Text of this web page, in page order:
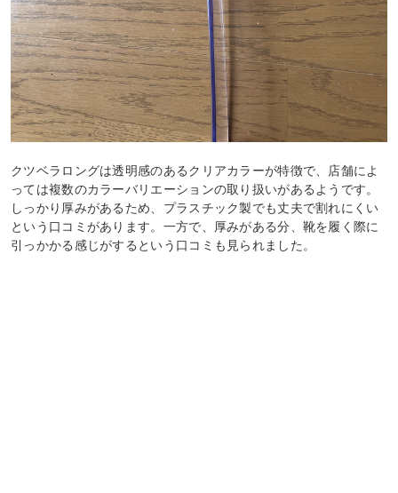
クツベラロングは透明感のあるクリアカラーが特徴で、店舗によ
っては複数のカラーバリエーションの取り扱いがあるようです。
しっかり厚みがあるため、プラスチック製でも丈夫で割れにくい
という口コミがあります。一方で、厚みがある分、靴を履く際に
引っかかる感じがするという口コミも見られました。